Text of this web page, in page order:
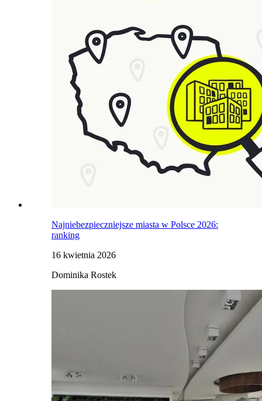
Najniebezpieczniejsze miasta w Polsce 2026:
ranking
16 kwietnia 2026
Dominika Rostek